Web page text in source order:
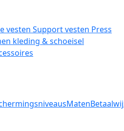
vesten Support vesten Press
kleding & schoeisel
Maten